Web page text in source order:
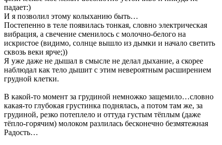
падает:)
И я позволил этому колыханию быть…
Постепенно в теле появилась тонкая, словно электрическая
вибрация, а свечение сменилось с молочно-белого на
искристое (видимо, солнце вышло из дымки и начало светить
сквозь веки ярче;))
Я уже даже не дышал в смысле не делал дыхание, а скорее
наблюдал как тело дышит с этим невероятным расширением
грудной клетки.
В какой-то момент за грудиной немножко защемило…словно
какая-то глубокая грустинка поднялась, а потом там же, за
грудиной, резко потеплело и оттуда густым тёплым (даже
тёпло-горячим) молоком разлилась бесконечно безмятежная
Радость…